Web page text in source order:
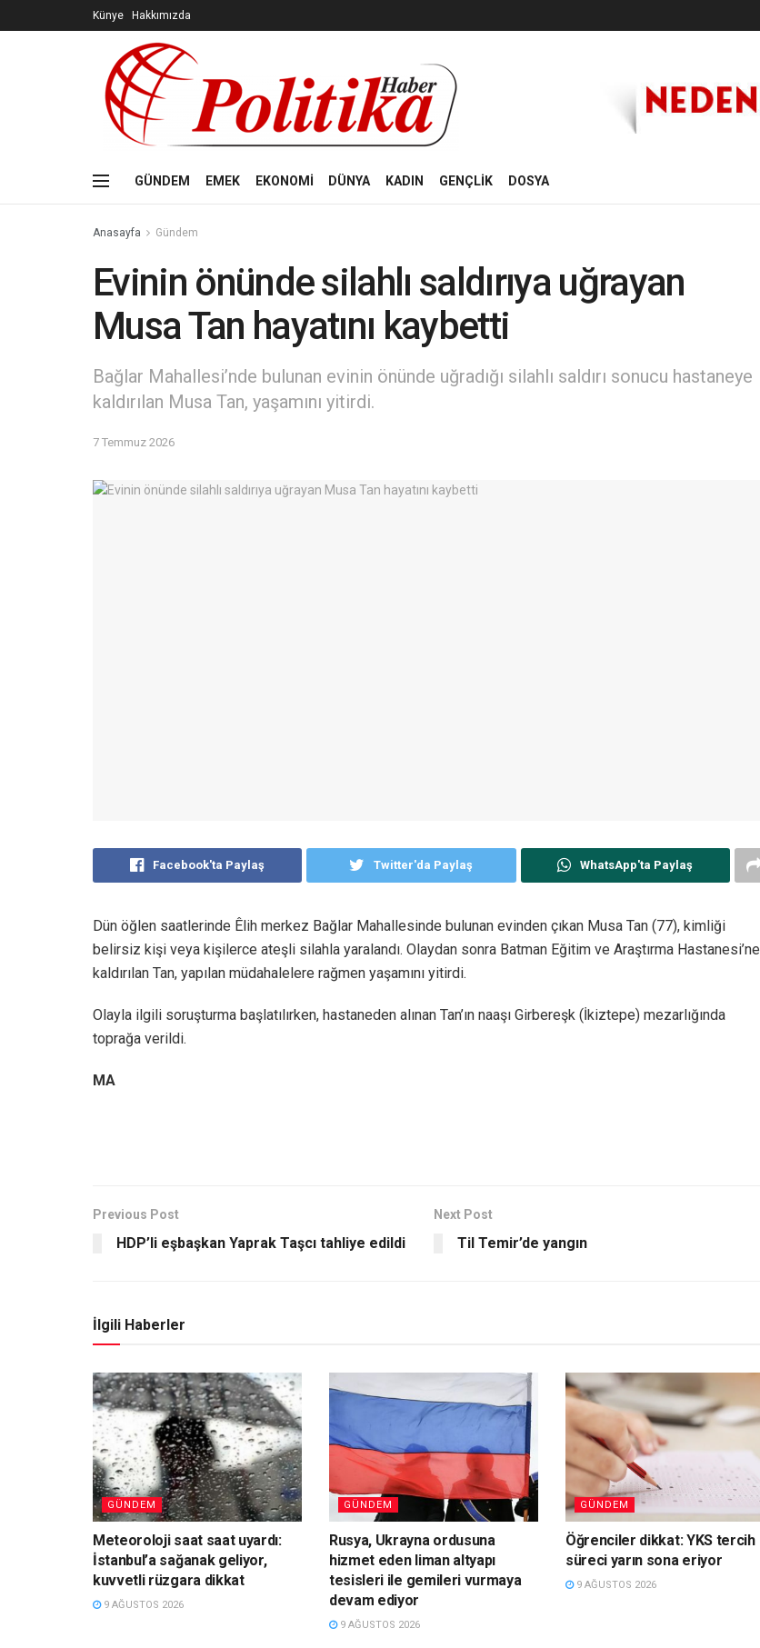
Künye Hakkımızda
GÜNDEM EMEK EKONOMİ DÜNYA KADIN GENÇLİK DOSYA
Anasayfa Gündem
Evinin önünde silahlı saldırıya uğrayan
Musa Tan hayatını kaybetti
Bağlar Mahallesi’nde bulunan evinin önünde uğradığı silahlı saldırı sonucu hastaneye
kaldırılan Musa Tan, yaşamını yitirdi.
7 Temmuz 2026
Facebook'ta Paylaş Twitter'da Paylaş WhatsApp'ta Paylaş
Dün öğlen saatlerinde Êlih merkez Bağlar Mahallesinde bulunan evinden çıkan Musa Tan (77), kimliği
belirsiz kişi veya kişilerce ateşli silahla yaralandı. Olaydan sonra Batman Eğitim ve Araştırma Hastanesi’ne
kaldırılan Tan, yapılan müdahalelere rağmen yaşamını yitirdi.
Olayla ilgili soruşturma başlatılırken, hastaneden alınan Tan’ın naaşı Girbereşk (İkiztepe) mezarlığında
toprağa verildi.
MA
Previous Post
HDP’li eşbaşkan Yaprak Taşcı tahliye edildi
Next Post
Til Temir’de yangın
İlgili Haberler
GÜNDEM
Meteoroloji saat saat uyardı:
İstanbul’a sağanak geliyor,
kuvvetli rüzgara dikkat
9 AĞUSTOS 2026
GÜNDEM
Rusya, Ukrayna ordusuna
hizmet eden liman altyapı
tesisleri ile gemileri vurmaya
devam ediyor
9 AĞUSTOS 2026
GÜNDEM
Öğrenciler dikkat: YKS tercih
süreci yarın sona eriyor
9 AĞUSTOS 2026